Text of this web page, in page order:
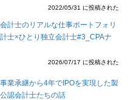
2022/05/31 に投稿された
計士のリアルな仕事ポートフォリ
士×ひとり独立会計士#3_CPAナ
2026/07/17 に投稿された
業承継から4年でIPOを実現した製
認会計士たちの話